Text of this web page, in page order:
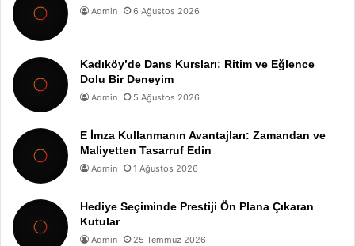
Admin 6 Ağustos 2026
Kadıköy’de Dans Kursları: Ritim ve Eğlence
Dolu Bir Deneyim
Admin 5 Ağustos 2026
E İmza Kullanmanın Avantajları: Zamandan ve
Maliyetten Tasarruf Edin
Admin 1 Ağustos 2026
Hediye Seçiminde Prestiji Ön Plana Çıkaran
Kutular
Admin 25 Temmuz 2026